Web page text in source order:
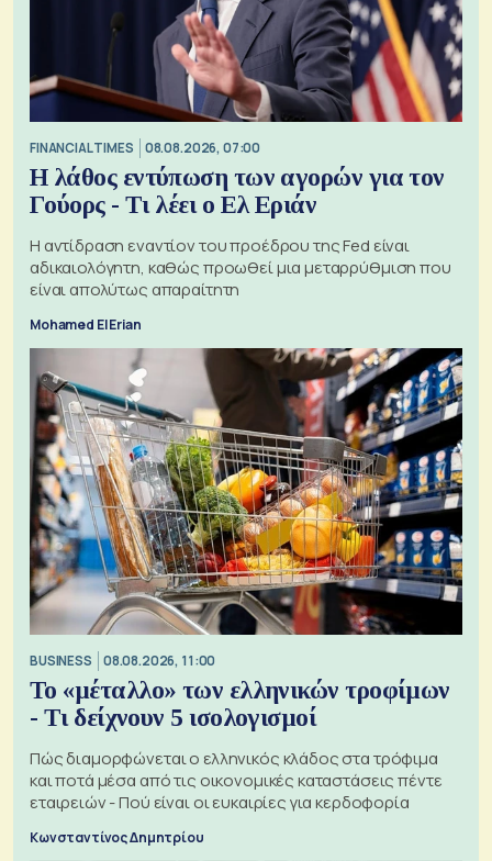
FINANCIAL TIMES 08.08.2026, 07:00
Η λάθος εντύπωση των αγορών για τον
Γούορς - Τι λέει ο Ελ Εριάν
Η αντίδραση εναντίον του προέδρου της Fed είναι
αδικαιολόγητη, καθώς προωθεί μια μεταρρύθμιση που
είναι απολύτως απαραίτητη
Mohamed El Erian
BUSINESS 08.08.2026, 11:00
Το «μέταλλο» των ελληνικών τροφίμων
- Τι δείχνουν 5 ισολογισμοί
Πώς διαμορφώνεται ο ελληνικός κλάδος στα τρόφιμα
και ποτά μέσα από τις οικονομικές καταστάσεις πέντε
εταιρειών - Πού είναι οι ευκαιρίες για κερδοφορία
Κωνσταντίνος Δημητρίου